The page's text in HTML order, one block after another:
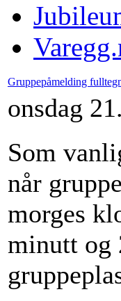
Gruppepåmelding
onsdag
Som
når
morges
minutt og